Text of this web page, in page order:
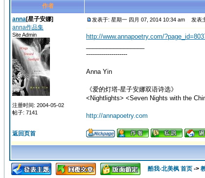
作者
anna[星子安娜]
anna作品集
Site Admin
注册时间: 2004-05-02
帖子: 7141
发表于: 星期一 四月 07, 2014 10:34 am 发表
http://www.annapoetry.com/
---------------------
Anna Yin
《爱的灯塔-星子安娜双语诗选》
<Nightlights> <Seven Nights with the
http://annapoetry.com
返回页首
酷我-北美枫 首页 ->